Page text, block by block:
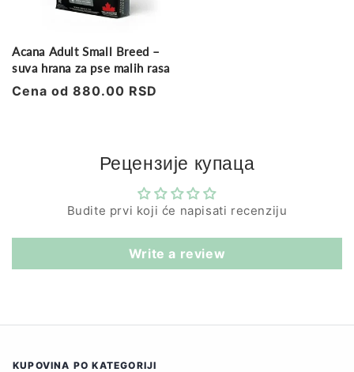
Acana Adult Small Breed –
suva hrana za pse malih rasa
Regularna
Cena od 880.00 RSD
Рецензије купаца
Budite prvi koji će napisati recenziju
Write a review
KUPOVINA PO KATEGORIJI